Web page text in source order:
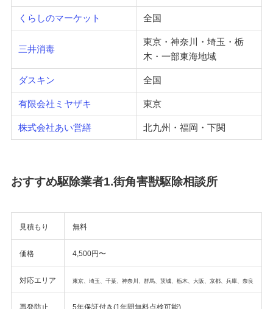
くらしのマーケット 全国
三井消毒
東京・神奈川・埼玉・栃
木・一部東海地域
ダスキン 全国
有限会社ミヤザキ 東京
株式会社あい営繕 北九州・福岡・下関
おすすめ駆除業者1.街角害獣駆除相談所
見積もり 無料
価格 4,500円〜
対応エリア 東京、埼玉、千葉、神奈川、群馬、茨城、栃木、大阪、京都、兵庫、奈良